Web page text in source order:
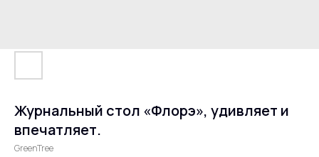
Журнальный стол «Флорэ», удивляет и
впечатляет.
GreenTree